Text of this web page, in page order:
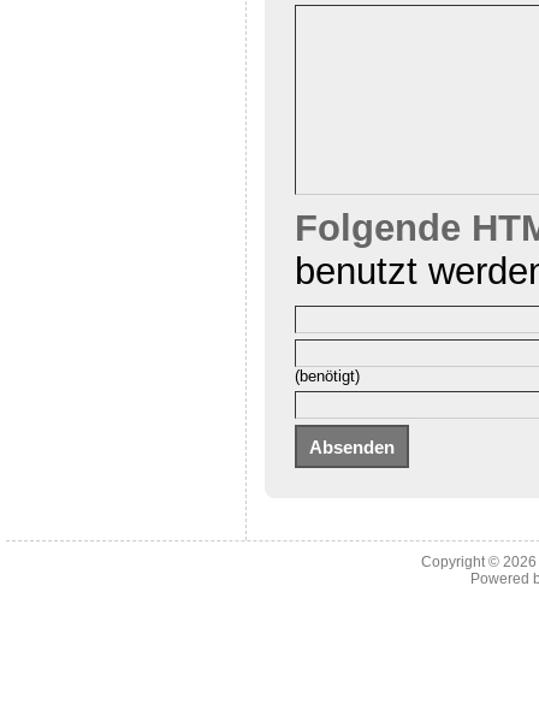
Folgende
benutzt
(benötigt)
Copyright ©
Powered